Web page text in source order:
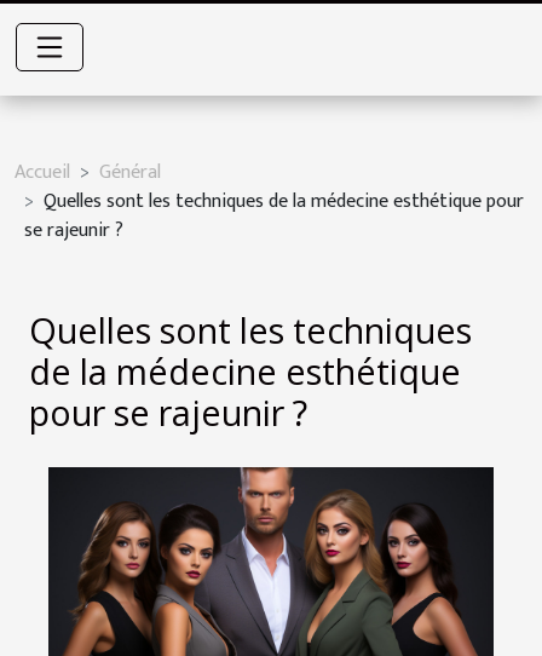
Accueil
Général
Quelles sont les techniques de la médecine esthétique pour
se rajeunir ?
Quelles sont les techniques
de la médecine esthétique
pour se rajeunir ?